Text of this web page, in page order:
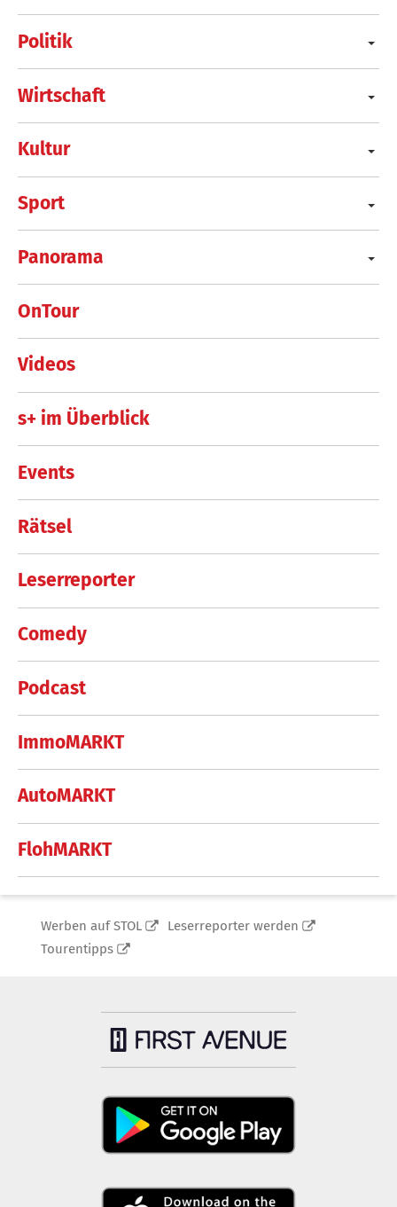
Politik
Wirtschaft
Kultur
Sport
Panorama
OnTour
Videos
s+ im Überblick
Events
Rätsel
Leserreporter
Comedy
Podcast
ImmoMARKT
AutoMARKT
FlohMARKT
Werben auf STOL
Leserreporter werden
Tourentipps